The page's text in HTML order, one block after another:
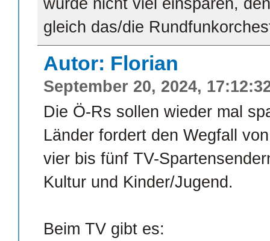
gleich das/die
Autor: Florian
September 20, 2024,
Die Ö-Rs sollen wieder mal
Länder fordert den Wegfall
vier bis fünf TV-
Kultur und Kinder/Jugend.
Beim TV gibt es: